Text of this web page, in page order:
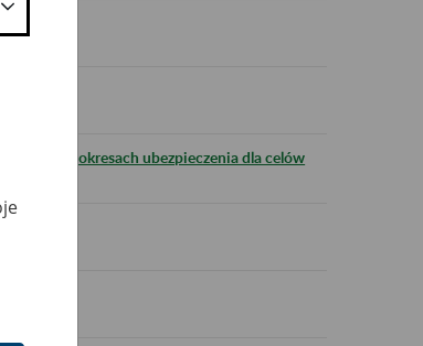
o okresach ubezpieczenia dla celów